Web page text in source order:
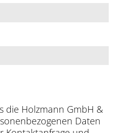
die Holzmann GmbH &
Daten